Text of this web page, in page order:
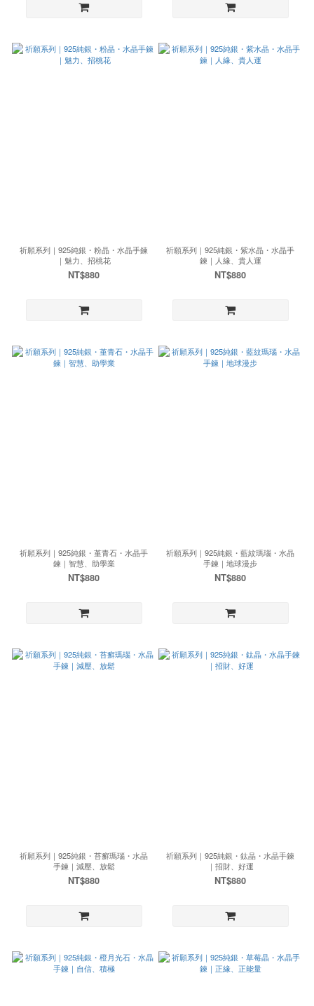
祈願系列｜925純銀・粉晶・水晶手鍊
｜魅力、招桃花
NT$880
祈願系列｜925純銀・紫水晶・水晶手
鍊｜人緣、貴人運
NT$880
祈願系列｜925純銀・堇青石・水晶手
鍊｜智慧、助學業
NT$880
祈願系列｜925純銀・藍紋瑪瑙・水晶
手鍊｜地球漫步
NT$880
祈願系列｜925純銀・苔癬瑪瑙・水晶
手鍊｜減壓、放鬆
NT$880
祈願系列｜925純銀・鈦晶・水晶手鍊
｜招財、好運
NT$880